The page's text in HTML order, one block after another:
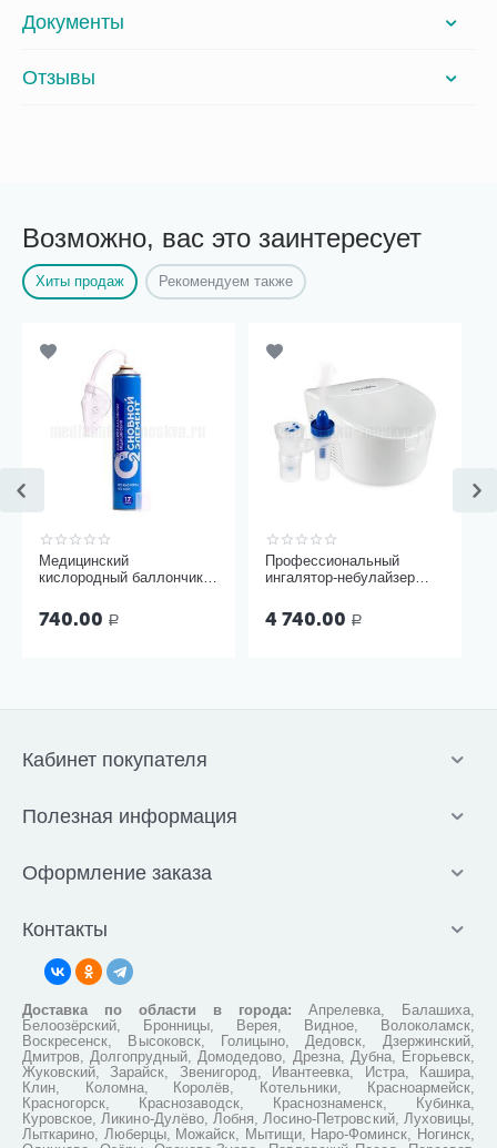
Документы
Отзывы
Возможно, вас это заинтересует
Хиты продаж Рекомендуем также
Медицинский
кислородный баллончик
литров с мягкой маской
740.00 Р
Профессиональный
ингалятор-небулайзер
4 740.00 Р
Кабинет покупателя
Полезная информация
Оформление заказа
Контакты
Доставка по области в города: Апрелевка, Балашиха,
Белоозёрский, Бронницы, Верея, Видное, Волоколамск,
Воскресенск, Высоковск, Голицыно, Дедовск, Дзержинский,
Дмитров, Долгопрудный, Домодедово, Дрезна, Дубна, Егорьевск,
Жуковский, Зарайск, Звенигород, Ивантеевка, Истра, Кашира,
Клин, Коломна, Королёв, Котельники, Красноармейск,
Красногорск, Краснозаводск, Краснознаменск, Кубинка,
Куровское, Ликино-Дулёво, Лобня, Лосино-Петровский, Луховицы,
Лыткарино, Люберцы, Можайск, Мытищи, Наро-Фоминск, Ногинск,